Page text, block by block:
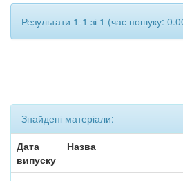
Результати 1-1 зі 1 (час пошуку:
Знайдені матеріали:
Дата
випуску
Назва